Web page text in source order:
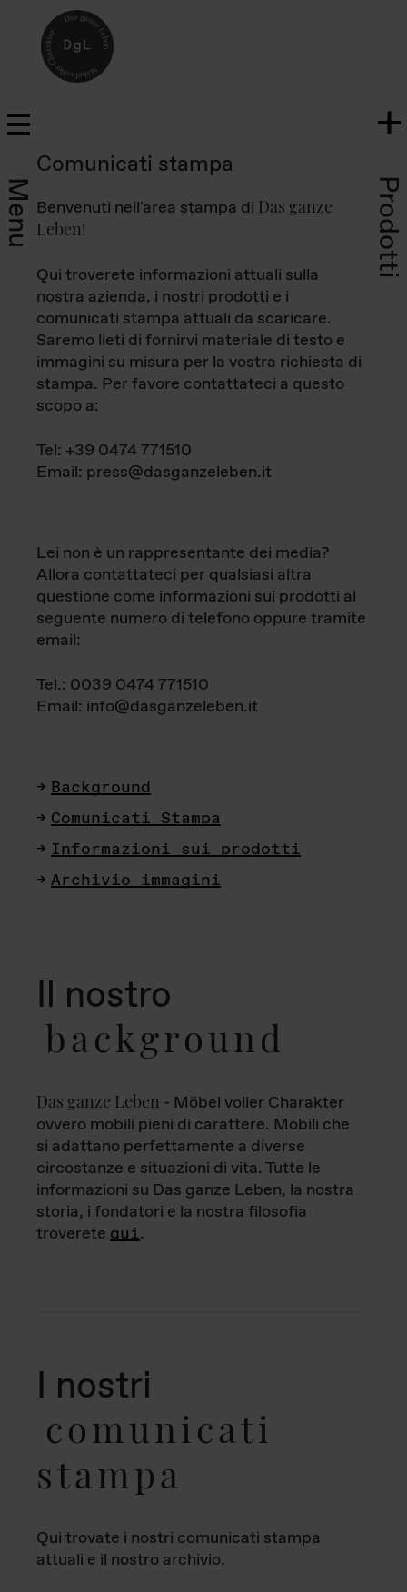
Menu Prodotti
Comunicati stampa
Benvenuti nell'area stampa di Das ganze
Leben!
Qui troverete informazioni attuali sulla
nostra azienda, i nostri prodotti e i
comunicati stampa attuali da scaricare.
Saremo lieti di fornirvi materiale di testo e
immagini su misura per la vostra richiesta di
stampa. Per favore contattateci a questo
scopo a:
Tel: +39 0474 771510
Email: press@dasganzeleben.it
Lei non è un rappresentante dei media?
Allora contattateci per qualsiasi altra
questione come informazioni sui prodotti al
seguente numero di telefono oppure tramite
email:
Tel.: 0039 0474 771510
Email: info@dasganzeleben.it
Background
Comunicati Stampa
Informazioni sui prodotti
Archivio immagini
Il nostro
background
Das ganze Leben - Möbel voller Charakter
ovvero mobili pieni di carattere. Mobili che
si adattano perfettamente a diverse
circostanze e situazioni di vita. Tutte le
informazioni su Das ganze Leben, la nostra
storia, i fondatori e la nostra filosofia
troverete qui.
I nostri
comunicati
stampa
Qui trovate i nostri comunicati stampa
attuali e il nostro archivio.